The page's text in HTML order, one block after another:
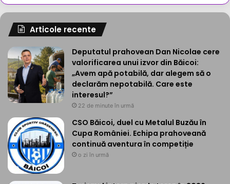
Articole recente
Deputatul prahovean Dan Nicolae cere
valorificarea unui izvor din Băicoi:
„Avem apă potabilă, dar alegem să o
declarăm nepotabilă. Care este
interesul?”
22 de minute în urmă
CSO Băicoi, duel cu Metalul Buzău în
Cupa României. Echipa prahoveană
continuă aventura în competiție
o zi în urmă